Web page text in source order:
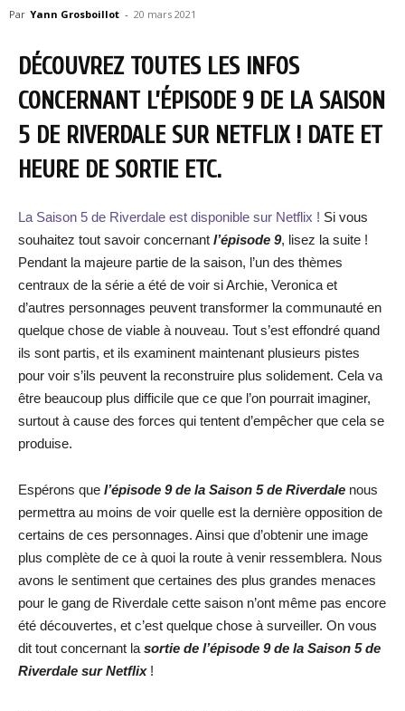
Par Yann Grosboillot - 20 mars 2021
DÉCOUVREZ TOUTES LES INFOS
CONCERNANT L’ÉPISODE 9 DE LA SAISON
5 DE RIVERDALE SUR NETFLIX ! DATE ET
HEURE DE SORTIE ETC.
La Saison 5 de Riverdale est disponible sur Netflix ! Si vous
souhaitez tout savoir concernant l’épisode 9, lisez la suite !
Pendant la majeure partie de la saison, l’un des thèmes
centraux de la série a été de voir si Archie, Veronica et
d’autres personnages peuvent transformer la communauté en
quelque chose de viable à nouveau. Tout s’est effondré quand
ils sont partis, et ils examinent maintenant plusieurs pistes
pour voir s’ils peuvent la reconstruire plus solidement. Cela va
être beaucoup plus difficile que ce que l’on pourrait imaginer,
surtout à cause des forces qui tentent d’empêcher que cela se
produise.
Espérons que l’épisode 9 de la Saison 5 de Riverdale nous
permettra au moins de voir quelle est la dernière opposition de
certains de ces personnages. Ainsi que d’obtenir une image
plus complète de ce à quoi la route à venir ressemblera. Nous
avons le sentiment que certaines des plus grandes menaces
pour le gang de Riverdale cette saison n’ont même pas encore
été découvertes, et c’est quelque chose à surveiller. On vous
dit tout concernant la sortie de l’épisode 9 de la Saison 5 de
Riverdale sur Netflix!